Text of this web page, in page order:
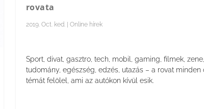
rovata
2019. Oct. ked.| Online hírek
Sport, divat, gasztro, tech, mobil, gaming, filmek, zene,
tudomány, egészség, edzés, utazás – a rovat minden
témát felölel, ami az autókon kívül esik.